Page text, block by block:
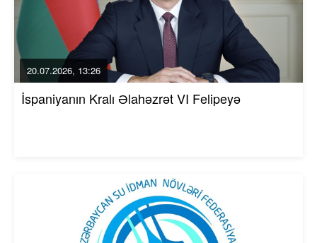
20.07.2026, 13:26
İspaniyanın Kralı Əlahəzrət VI Felipeyə